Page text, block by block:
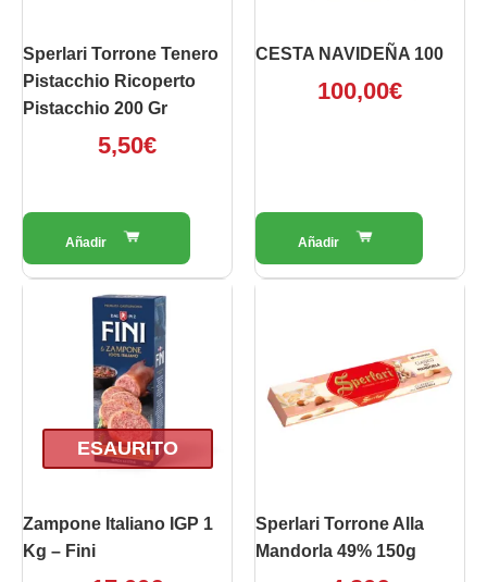
Sperlari Torrone Tenero
Pistacchio Ricoperto
Pistacchio 200 Gr
5,50€
CESTA NAVIDEÑA 100
100,00€
ESAURITO
Zampone Italiano IGP 1
Kg – Fini
Sperlari Torrone Alla
Mandorla 49% 150g